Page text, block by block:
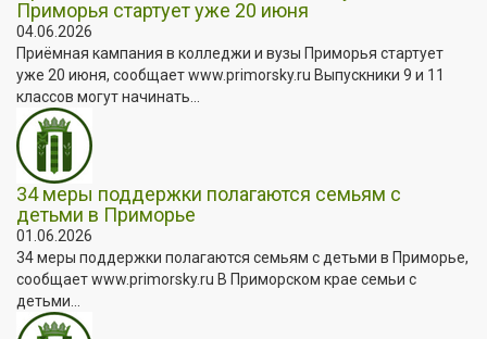
Приморья стартует уже 20 июня
04.06.2026
Приёмная кампания в колледжи и вузы Приморья стартует
уже 20 июня, сообщает www.primorsky.ru Выпускники 9 и 11
классов могут начинать...
34 меры поддержки полагаются семьям с
детьми в Приморье
01.06.2026
34 меры поддержки полагаются семьям с детьми в Приморье,
сообщает www.primorsky.ru В Приморском крае семьи с
детьми...